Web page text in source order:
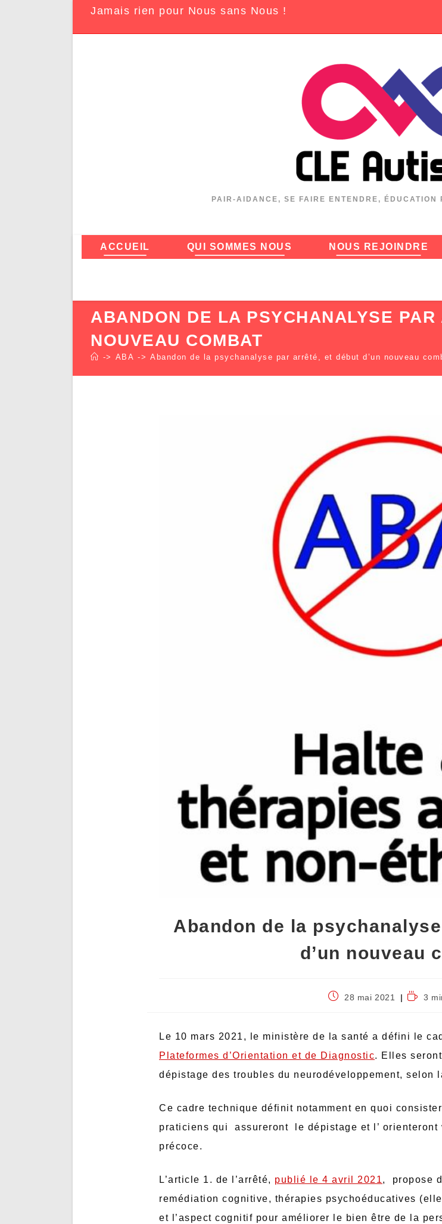
Jamais rien pour Nous sans Nous !
PAIR-AIDANCE, SE FAIRE ENTENDRE, ÉDUCATION
ACCUEIL QUI SOMMES NOUS NOUS REJOINDRE
ABANDON DE LA PSYCHANALYSE PAR
NOUVEAU COMBAT
-> ABA -> Abandon de la psychanalyse par arrêté, et début d’un nouveau
Abandon de la
d’un nouveau
28 mai 2021 3
Le 10 mars 2021, le ministère de la santé a défini le
Plateformes d’Orientation et de Diagnostic. Elles
dépistage des troubles du neurodéveloppement, selon
Ce cadre technique définit notamment en quoi
praticiens qui assureront le dépistage et l’ orienteront
précoce.
L’article 1. de l’arrêté, publié le 4 avril 2021, propose
remédiation cognitive, thérapies psychoéducatives
et l’aspect cognitif pour améliorer le bien être de la